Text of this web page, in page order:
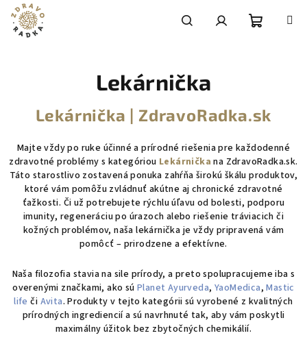
Prejsť
obsah
Lekárnička
Lekárnička | ZdravoRadka.sk
Majte vždy po ruke účinné a prírodné riešenia pre každodenné
zdravotné problémy s kategóriou Lekárnička na ZdravoRadka.sk.
Táto starostlivo zostavená ponuka zahŕňa širokú škálu produktov,
ktoré vám pomôžu zvládnuť akútne aj chronické zdravotné
ťažkosti. Či už potrebujete rýchlu úľavu od bolesti, podporu
imunity, regeneráciu po úrazoch alebo riešenie tráviacich či
kožných problémov, naša lekárnička je vždy pripravená vám
pomôcť – prirodzene a efektívne.
Naša filozofia stavia na sile prírody, a preto spolupracujeme iba s
overenými značkami, ako súPlanet Ayurveda, YaoMedica,Mastic
life či Avita. Produkty v tejto kategórii sú vyrobené z kvalitných
prírodných ingrediencií a sú navrhnuté tak, aby vám poskytli
maximálny úžitok bez zbytočných chemikálií.